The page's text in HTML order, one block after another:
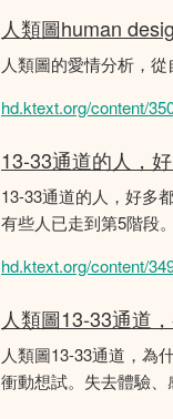
人類圖human
人類圖的愛情分析，
hd.ktext.org/content/
13-33通道的人，
13-33通道的人，好多
有些人已走到第5階段
hd.ktext.org/content/
人類圖13-33通道
人類圖13-33通道，為
衝動想試。失去體驗、